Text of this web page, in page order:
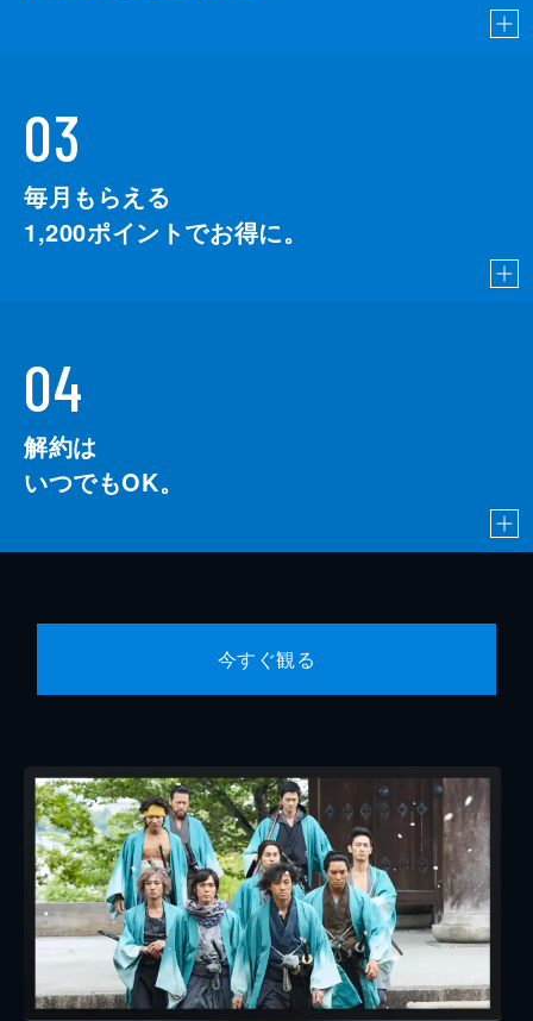
03
毎月もらえる
1,200ポイントでお得に。
04
解約は
いつでもOK。
今すぐ観る